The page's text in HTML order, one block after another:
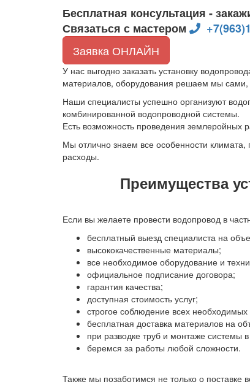
Бесплатная консультация -
Связаться с мастером
Заявка ОНЛАЙН
У нас выгодно заказать установку
материалов, оборудования решаем мы сами,
Наши специалисты успешно организуют
комбинированной водопроводной системы.
Есть возможность проведения землеройных
Мы отлично знаем все особенности
расходы.
Преимущества
Если вы желаете провести водопровод в
бесплатный выезд специалиста на
высококачественные материалы;
все необходимое оборудование и
официальное подписание договора;
гарантия качества;
доступная стоимость услуг;
строгое соблюдение всех
бесплатная доставка материалов на
при разводке труб и монтаже системы
беремся за работы любой сложности.
Также мы позаботимся не только о поставке